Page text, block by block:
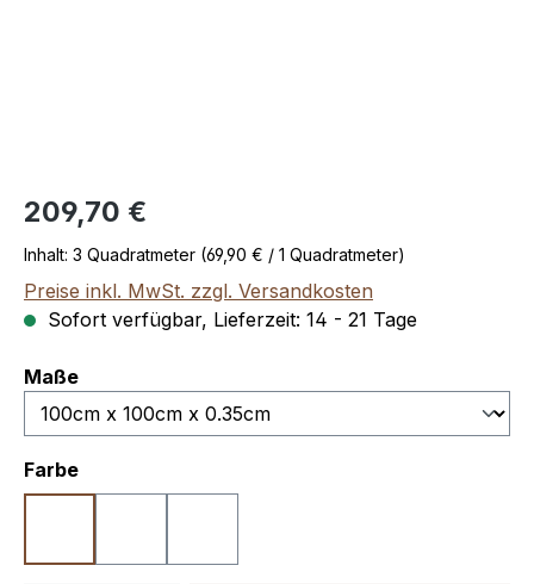
Regulärer Preis:
209,70 €
Inhalt: 3 Quadratmeter (69,90 € / 1 Quadratmeter)
Preise inkl. MwSt. zzgl. Versandkosten
Sofort verfügbar, Lieferzeit: 14 - 21 Tage
Maßeauswählen
Farbeauswählen